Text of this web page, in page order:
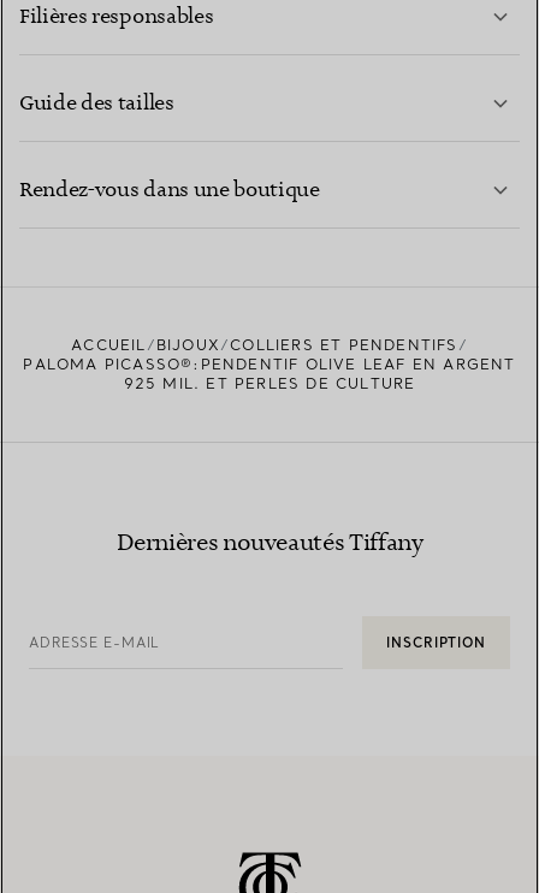
Filières responsables
Guide des tailles
Rendez-vous dans une boutique
TROUVEZ LA BOUTIQUE LA PLUS PROCHE
ACCUEIL BIJOUX
COLLIERS ET PENDENTIFS
PALOMA PICASSO®:PENDENTIF OLIVE LEAF EN ARGENT
925 MIL. ET PERLES DE CULTURE
Dernières nouveautés Tiffany
ADRESSE E-MAIL INSCRIPTION